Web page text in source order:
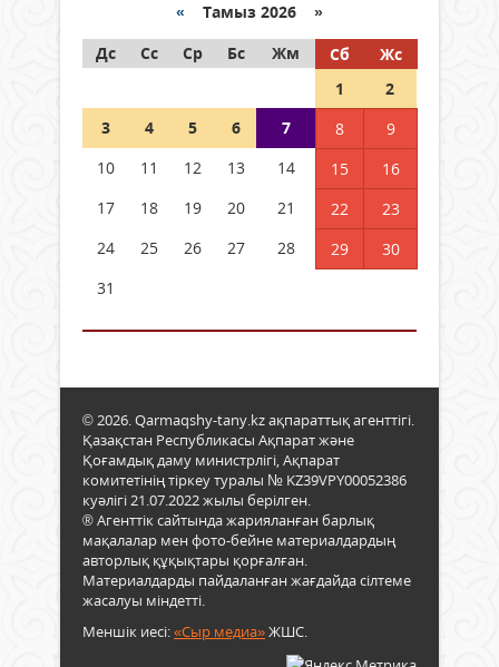
« Тамыз 2026 »
Дс
Сс Ср Бс Жм Сб
Жс
1
2
3
4 5 6 7 8
9
10
11 12 13 14 15
16
17
18 19 20 21 22
23
24
25 26 27 28 29
30
31
© 2026. Qarmaqshy-tany.kz ақпараттық агенттігі.
Қазақстан Республикасы Ақпарат және
Қоғамдық даму министрлігі, Ақпарат
комитетінің тіркеу туралы № KZ39VPY00052386
куәлігі 21.07.2022 жылы берілген.
® Агенттік сайтында жарияланған барлық
мақалалар мен фото-бейне материалдардың
авторлық құқықтары қорғалған.
Материалдарды пайдаланған жағдайда сілтеме
жасалуы міндетті.
Меншік иесі:«Сыр медиа»ЖШС.